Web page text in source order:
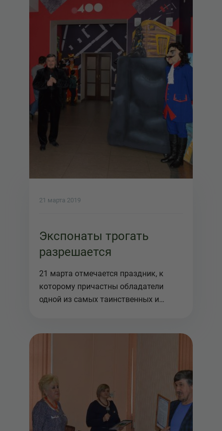
21 марта 2019
Экспонаты трогать
разрешается
21 марта отмечается праздник, к
которому причастны обладатели
одной из самых таинственных и